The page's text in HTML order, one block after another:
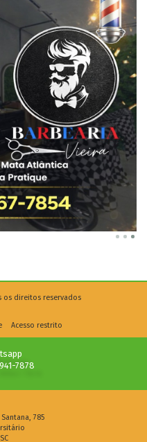
os direitos reservados
Acesso restrito
7878
785